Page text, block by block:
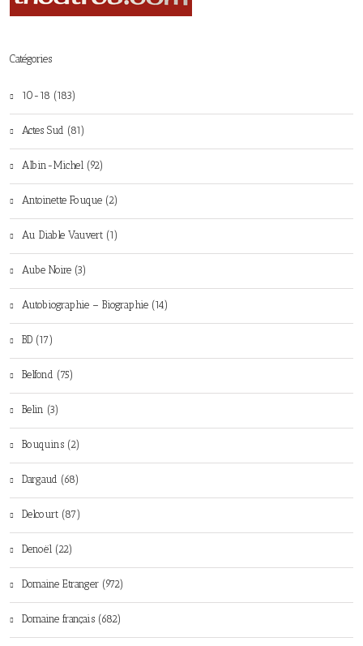
Catégories
10-18 (183)
Actes Sud (81)
Albin-Michel (92)
Antoinette Fouque (2)
Au Diable Vauvert (1)
Aube Noire (3)
Autobiographie – Biographie (14)
BD (17)
Belfond (75)
Belin (3)
Bouquins (2)
Dargaud (68)
Delcourt (87)
Denoël (22)
Domaine Etranger (972)
Domaine français (682)